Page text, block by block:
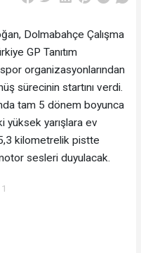
Dolmabahçe Çalışma
GP Tanıtım
organizasyonlarından
sürecinin startını verdi.
tam 5 dönem boyunca
yüksek yarışlara ev
kilometrelik pistte
sesleri duyulacak.